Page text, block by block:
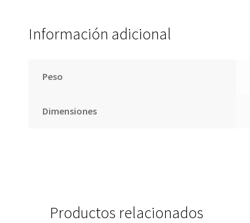
Información adicional
Peso
Dimensiones
Productos relacionados